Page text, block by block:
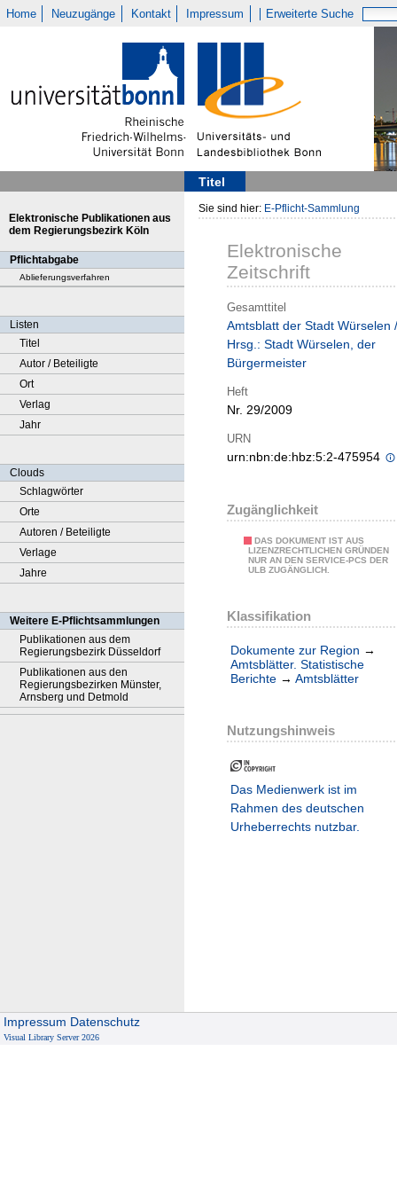
Home Neuzugänge Kontakt Impressum Erweiterte Suche
Titel
Elektronische Publikationen aus
dem Regierungsbezirk Köln
Pflichtabgabe
Ablieferungsverfahren
Listen
Titel
Autor / Beteiligte
Ort
Verlag
Jahr
Clouds
Schlagwörter
Orte
Autoren / Beteiligte
Verlage
Jahre
Weitere E-Pflichtsammlungen
Publikationen aus dem
Regierungsbezirk Düsseldorf
Publikationen aus den
Regierungsbezirken Münster,
Arnsberg und Detmold
Sie sind hier: E-Pflicht-Sammlung
Elektronische
Zeitschrift
Gesamttitel
Amtsblatt der Stadt Würselen /
Hrsg.: Stadt Würselen, der
Bürgermeister
Heft
Nr. 29/2009
URN
urn:nbn:de:hbz:5:2-475954
Zugänglichkeit
DAS DOKUMENT IST AUS
LIZENZRECHTLICHEN GRÜNDEN
NUR AN DEN SERVICE-PCS DER
ULB ZUGÄNGLICH.
Klassifikation
Dokumente zur Region →
Amtsblätter. Statistische
Berichte → Amtsblätter
Nutzungshinweis
Das Medienwerk ist im
Rahmen des deutschen
Urheberrechts nutzbar.
Impressum Datenschutz
Visual Library Server 2026